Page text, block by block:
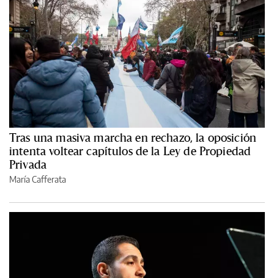
Tras una masiva marcha en rechazo, la oposición
intenta voltear capítulos de la Ley de Propiedad
Privada
María Cafferata